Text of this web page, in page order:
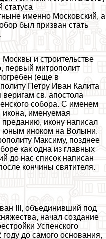
статуса
именно Московский, а
был призван стать
и строительстве
первый митрополит
(еще в
Петру Иван Калита
св. апостола
собора. С именем
икона, именуемая
икону написал
юным иноком на Волыни.
Максиму, позднее
как одна из главных
до нас список написан
кончины святителя.
III, объединивший под
начал создание
Успенского
до самого основания,